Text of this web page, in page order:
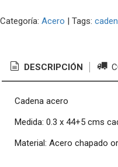
Categoría: Acero | Tags:
DESCRIPCIÓN
Cadena acero
Medida: 0.3 x 44+5 cms
Material: Acero chapado